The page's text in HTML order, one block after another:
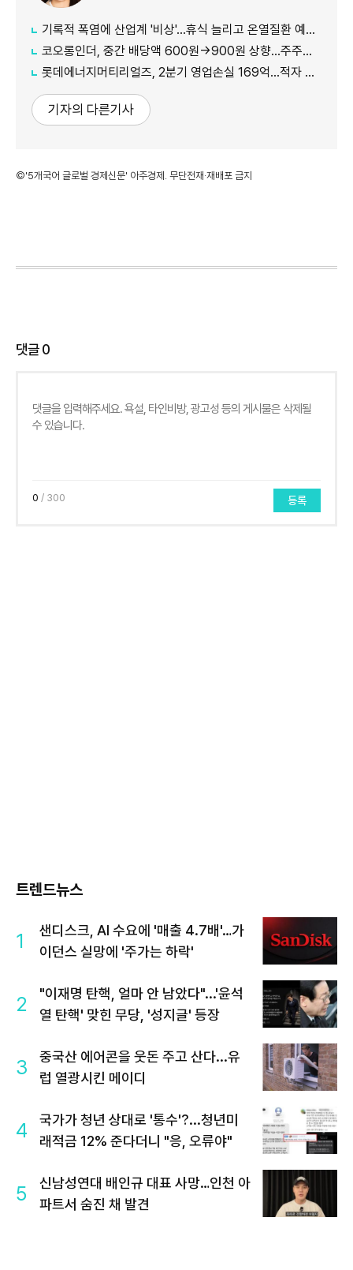
기록적 폭염에 산업계 '비상'…휴식 늘리고 온열질환 예방 총력
코오롱인더, 중간 배당액 600원→900원 상향...주주가치 제고 차원
롯데에너지머티리얼즈, 2분기 영업손실 169억...적자 지속
기자의 다른기사
©'5개국어 글로벌 경제신문' 아주경제. 무단전재·재배포 금지
댓글0
0 / 300 등록
트렌드뉴스
1
샌디스크, AI 수요에 '매출 4.7배'…가
이던스 실망에 '주가는 하락'
2
"이재명 탄핵, 얼마 안 남았다"...'윤석
열 탄핵' 맞힌 무당, '성지글' 등장
3
중국산 에어콘을 웃돈 주고 산다...유
럽 열광시킨 메이디
4
국가가 청년 상대로 '통수'?...청년미
래적금 12% 준다더니 "응, 오류야"
5
신남성연대 배인규 대표 사망…인천 아
파트서 숨진 채 발견